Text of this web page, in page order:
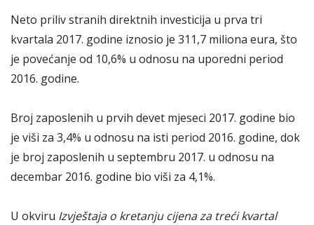
Neto priliv stranih direktnih investicija u prva tri
kvartala 2017. godine iznosio je 311,7 miliona eura, što
je povećanje od 10,6% u odnosu na uporedni period
2016. godine.
Broj zaposlenih u prvih devet mjeseci 2017. godine bio
je viši za 3,4% u odnosu na isti period 2016. godine, dok
je broj zaposlenih u septembru 2017. u odnosu na
decembar 2016. godine bio viši za 4,1%.
U okviru Izvještaja o kretanju cijena za treći kvartal